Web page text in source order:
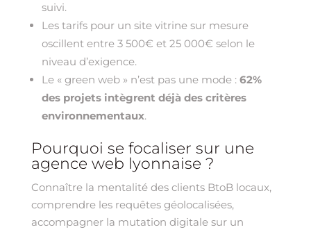
suivi.
Les tarifs pour un site vitrine sur mesure
oscillent entre 3 500€ et 25 000€ selon le
niveau d’exigence.
Le « green web » n’est pas une mode : 62%
des projets intègrent déjà des critères
environnementaux.
Pourquoi se focaliser sur une
agence web lyonnaise ?
Connaître la mentalité des clients BtoB locaux,
comprendre les requêtes géolocalisées,
accompagner la mutation digitale sur un